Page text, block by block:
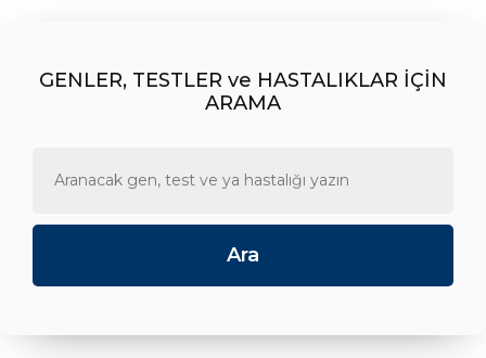
GENLER, TESTLER ve HASTALIKLAR İÇİN
ARAMA